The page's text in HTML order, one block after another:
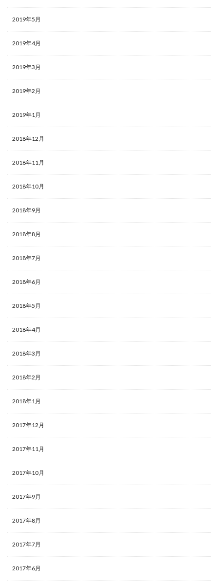
2019年5月
2019年4月
2019年3月
2019年2月
2019年1月
2018年12月
2018年11月
2018年10月
2018年9月
2018年8月
2018年7月
2018年6月
2018年5月
2018年4月
2018年3月
2018年2月
2018年1月
2017年12月
2017年11月
2017年10月
2017年9月
2017年8月
2017年7月
2017年6月